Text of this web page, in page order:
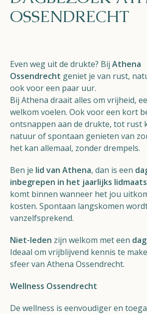
OSSENDRECHT
Even weg uit de drukte? Bij Athena
Ossendrecht geniet je van rust,
ook voor een paar uur.
Bij Athena draait alles om vrijheid,
welkom voelen. Ook voor een kort
ontsnappen aan de drukte, tot rust
natuur of spontaan genieten van
het kan allemaal, zonder drempels.
Ben je lid van Athena, dan is een
inbegrepen in het jaarlijks
komt binnen wanneer het jou
kosten. Spontaan langskomen
vanzelfsprekend.
Niet-leden zijn welkom met een
Ideaal om vrijblijvend kennis te
sfeer van Athena Ossendrecht.
Wellness Ossendrecht
De wellness is eenvoudiger en